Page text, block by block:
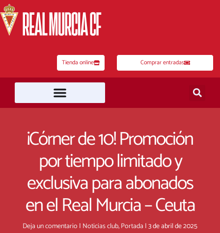
al
contenido
Tienda online Comprar entradas
¡Córner de 10! Promoción
por tiempo limitado y
exclusiva para abonados
en el Real Murcia – Ceuta
Deja un comentario | Noticias club,Portada |3 de abril de 2025